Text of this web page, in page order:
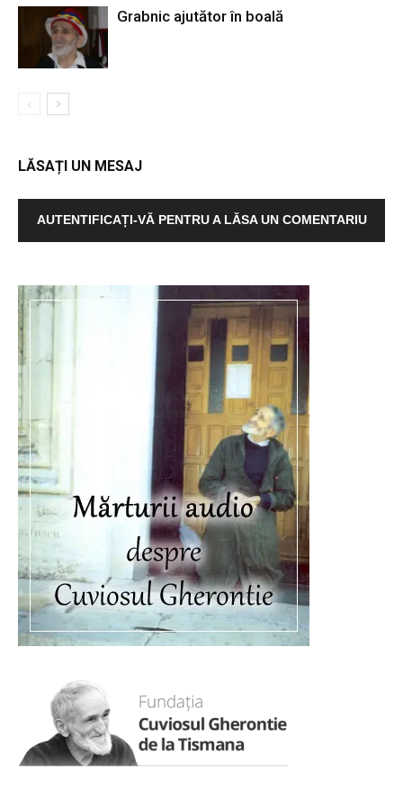
Grabnic ajutător în boală
LĂSAȚI UN MESAJ
AUTENTIFICAȚI-VĂ PENTRU A LĂSA UN COMENTARIU